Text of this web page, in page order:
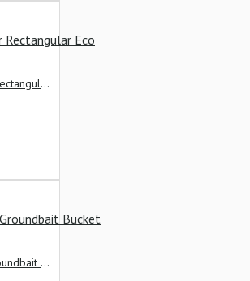
Ведро Gardner Rectangular Eco Buckets 10 л
Ведро Matrix Groundbait Bucket 17 л